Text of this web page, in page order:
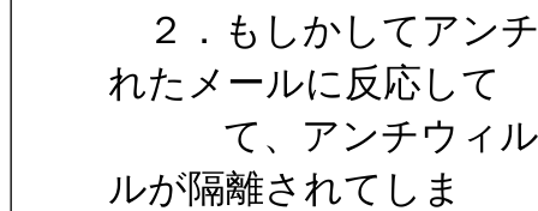
２．もしかしてアン
れたメールに反応して
て、アンチウィル
ルが隔離されてしま